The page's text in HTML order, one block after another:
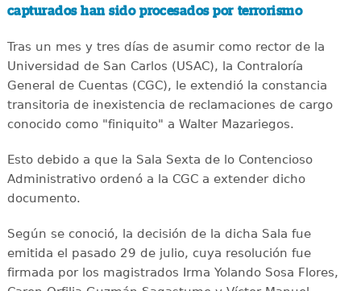
capturados han sido procesados por terrorismo
Tras un mes y tres días de asumir como rector de la
Universidad de San Carlos (USAC), la Contraloría
General de Cuentas (CGC), le extendió la constancia
transitoria de inexistencia de reclamaciones de cargo
conocido como "finiquito" a Walter Mazariegos.
Esto debido a que la Sala Sexta de lo Contencioso
Administrativo ordenó a la CGC a extender dicho
documento.
Según se conoció, la decisión de la dicha Sala fue
emitida el pasado 29 de julio, cuya resolución fue
firmada por los magistrados Irma Yolando Sosa Flores,